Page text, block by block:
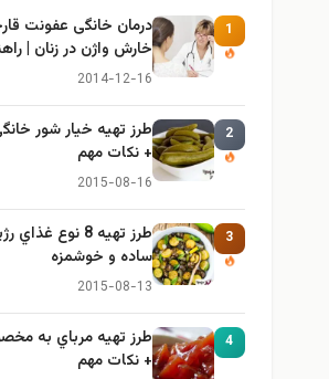
1
درمان خانگی عفونت
خارش واژن در زنان |
ایمن و کاربردی
2014-12-16
2
+ نكات مهم
2015-08-16
3
طرز تهيه 8 نوع
ساده و خوشمزه
2015-08-13
4
طرز تهيه مرباي به
+ نكات مهم